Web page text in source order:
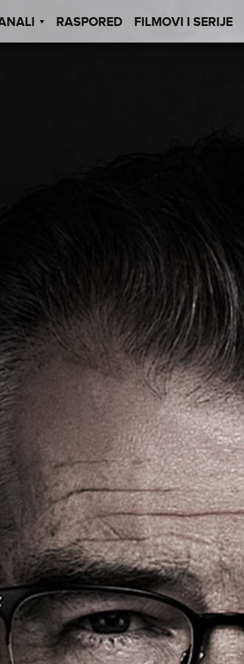
RASPORED FILMOVI I SERIJE